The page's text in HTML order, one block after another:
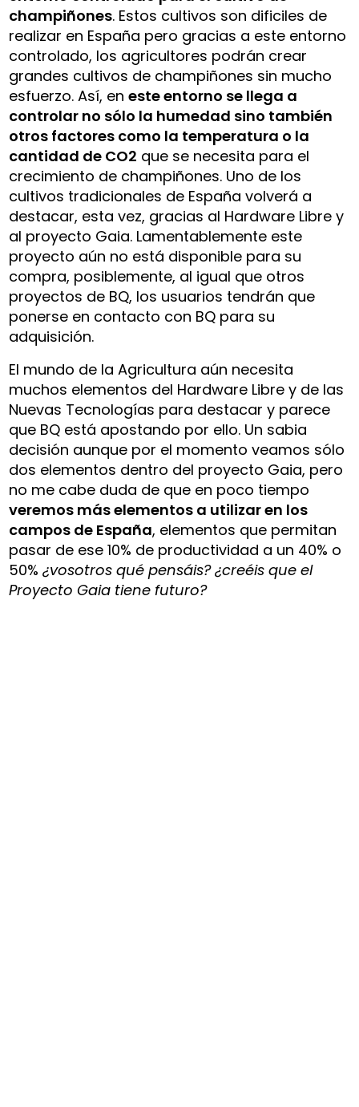
champiñones. Estos cultivos son dificiles de
realizar en España pero gracias a este entorno
controlado, los agricultores podrán crear
grandes cultivos de champiñones sin mucho
esfuerzo. Así, eneste entorno se llega a
controlar no sólo la humedad sino también
otros factores como la temperatura o la
cantidad de CO2 que se necesita para el
crecimiento de champiñones. Uno de los
cultivos tradicionales de España volverá a
destacar, esta vez, gracias al Hardware Libre y
al proyecto Gaia. Lamentablemente este
proyecto aún no está disponible para su
compra, posiblemente, al igual que otros
proyectos de BQ, los usuarios tendrán que
ponerse en contacto con BQ para su
adquisición.
El mundo de la Agricultura aún necesita
muchos elementos del Hardware Libre y de las
Nuevas Tecnologías para destacar y parece
que BQ está apostando por ello. Un sabia
decisión aunque por el momento veamos sólo
dos elementos dentro del proyecto Gaia, pero
no me cabe duda de que en poco tiempo
veremos más elementos a utilizar en los
campos de España, elementos que permitan
pasar de ese 10% de productividad a un 40% o
50%¿vosotros qué pensáis? ¿creéis que el
Proyecto Gaia tiene futuro?